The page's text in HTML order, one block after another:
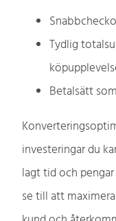
Tydlig
Betalsätt
investeringar du
lagt tid och
se till att